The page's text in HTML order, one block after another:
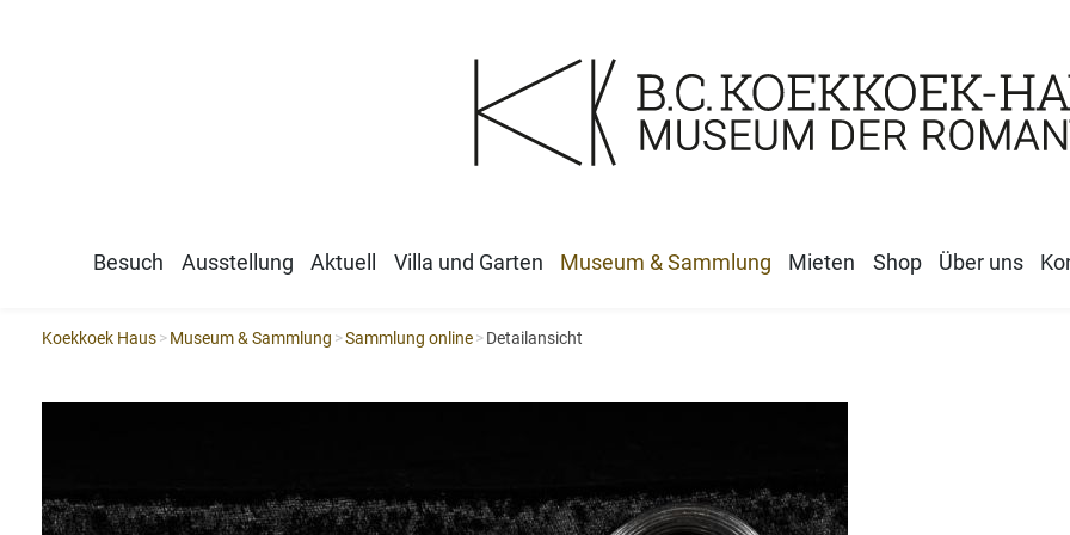
Besuch Ausstellung Aktuell Villa und Garten Museum & Sammlung Mieten Shop Über uns
Koekkoek Haus Museum & Sammlung Sammlung online Detailansicht